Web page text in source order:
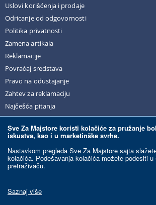
Sve Za Majstore koristi kolačiće za pružanje
iskustva, kao i u marketinške svrhe.
Nastavkom pregleda Sve Za Majstore sajta
kolačića. Podešavanja kolačića možete podesiti u
pretraživaču.
Saznaj više
Uslovi korišćenja i prodaje
Odricanje od odgovornosti
Politika privatnosti
Zamena artikala
Reklamacije
Povraćaj sredstava
Pravo na odustajanje
Zahtev za reklamaciju
Najčešća pitanja
Razvoj sajta:
Uslovi korišćenja
© Sve Za Majstore. 2026. Sva prava zadržana.